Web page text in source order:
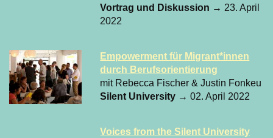
Vortrag und Diskussion → 23. April
2022
Empowerment für Migrant*innen
durch Berufsorientierung
mit Rebecca Fischer & Justin Fonkeu
Silent University → 02. April 2022
Voices from the Silent University